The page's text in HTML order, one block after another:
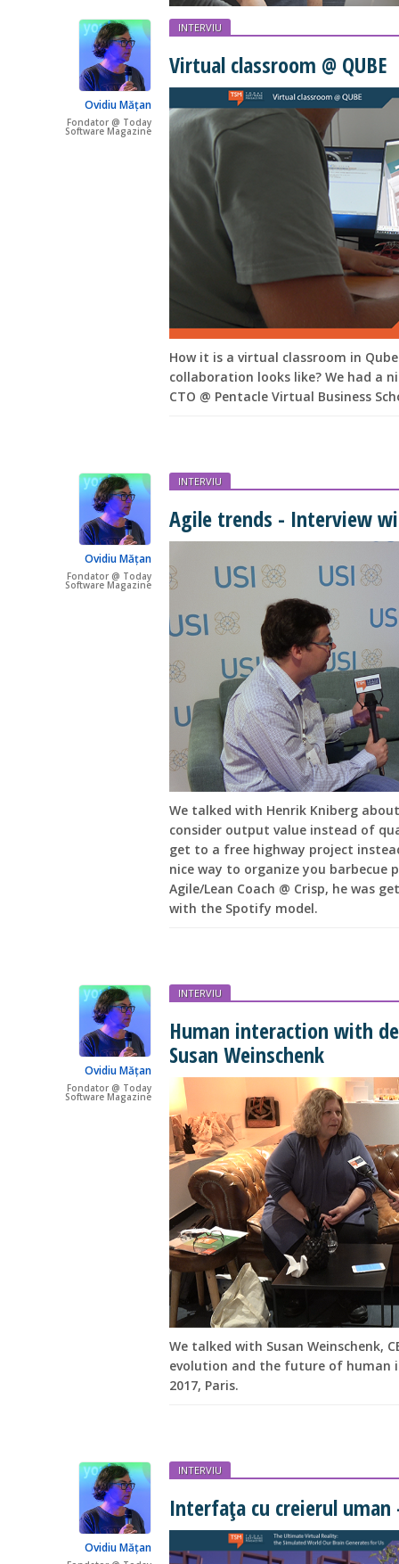
Ovidiu Mățan
Fondator @ Today
Software Magazine
INTERVIU
Virtual classroom @ QUBE
How it is a virtual classroom in
collaboration looks like? We had a
CTO @ Pentacle Virtual Business
Ovidiu Mățan
Fondator @ Today
Software Magazine
INTERVIU
Agile trends - Interview
We talked with Henrik Kniberg
consider output value instead of
get to a free highway project
nice way to organize you barbecue
Agile/Lean Coach @ Crisp, he was
with the Spotify model.
Ovidiu Mățan
Fondator @ Today
Software Magazine
INTERVIU
Human interaction with
Susan Weinschenk
We talked with Susan Weinschenk,
evolution and the future of human
2017, Paris.
Ovidiu Mățan
INTERVIU
Interfața cu creierul